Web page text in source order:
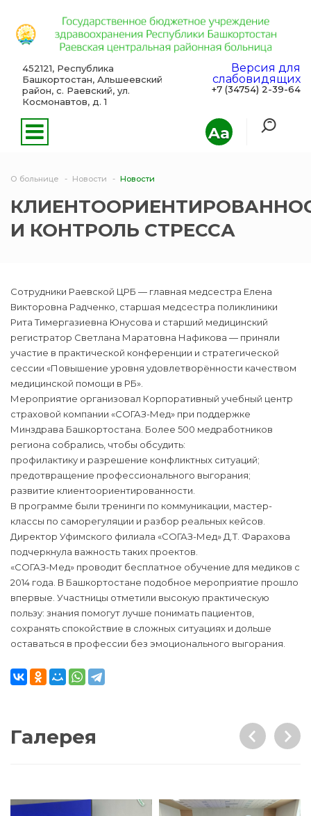
Aa
452121, Республика
Башкортостан, Альшеевский
район, с. Раевский, ул.
Космонавтов, д. 1
Версия для
слабовидящих
+7 (34754) 2-39-64
О больнице Новости Новости
И КОНТРОЛЬ СТРЕССА
Сотрудники Раевской ЦРБ — главная медсестра Елена
Викторовна Радченко, старшая медсестра поликлиники
Рита Тимергазиевна Юнусова и старший медицинский
регистратор Светлана Маратовна Нафикова — приняли
участие в практической конференции и стратегической
сессии «Повышение уровня удовлетворённости качеством
медицинской помощи в РБ».
Мероприятие организовал Корпоративный учебный центр
страховой компании «СОГАЗ-Мед» при поддержке
Минздрава Башкортостана. Более 500 медработников
региона собрались, чтобы обсудить:
профилактику и разрешение конфликтных ситуаций;
предотвращение профессионального выгорания;
развитие клиентоориентированности.
В программе были тренинги по коммуникации, мастер-
классы по саморегуляции и разбор реальных кейсов.
Директор Уфимского филиала «СОГАЗ-Мед» Д.Т. Фарахова
подчеркнула важность таких проектов.
«СОГАЗ-Мед» проводит бесплатное обучение для медиков с
2014 года. В Башкортостане подобное мероприятие прошло
впервые. Участницы отметили высокую практическую
пользу: знания помогут лучше понимать пациентов,
сохранять спокойствие в сложных ситуациях и дольше
оставаться в профессии без эмоционального выгорания.
Галерея